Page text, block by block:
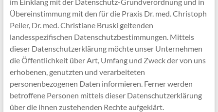
Übereinstimmung mit den für die Praxis Dr. med. Christoph
Peiler, Dr. med. Christiane Bruski geltenden
landesspezifischen Datenschutzbestimmungen. Mittels
dieser Datenschutzerklärung möchte unser Unternehmen
die Öffentlichkeit über Art, Umfang und Zweck der von uns
erhobenen, genutzten und verarbeiteten
personenbezogenen Daten informieren. Ferner werden
betroffene Personen mittels dieser Datenschutzerklärung
über die ihnen zustehenden Rechte aufgeklärt.